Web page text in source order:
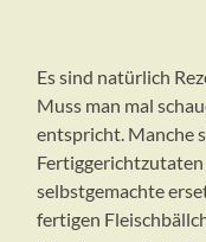
Es sind natürlich
Muss man mal
entspricht. Manche
selbstgemachte
fertigen